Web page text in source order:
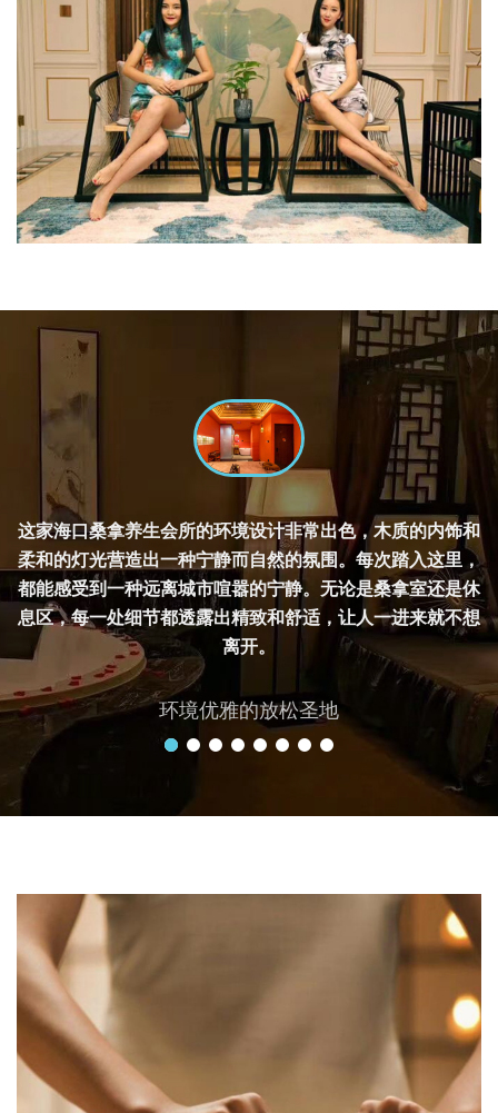
这家海口桑拿养生会所的环境设计非常出色，木质的内饰和
柔和的灯光营造出一种宁静而自然的氛围。每次踏入这里，
都能感受到一种远离城市喧嚣的宁静。无论是桑拿室还是休
息区，每一处细节都透露出精致和舒适，让人一进来就不想
离开。
环境优雅的放松圣地